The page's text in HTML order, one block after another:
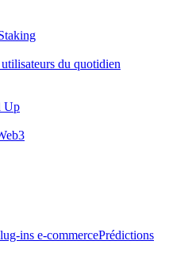
du quotidien
Up
ins e-commercePrédictions